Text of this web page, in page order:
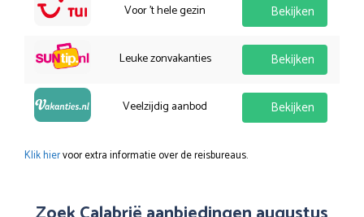
Voor 't hele gezin Bekijken
Leuke zonvakanties Bekijken
Veelzijdig aanbod Bekijken
Klik hiervoor extra informatie over de reisbureaus.